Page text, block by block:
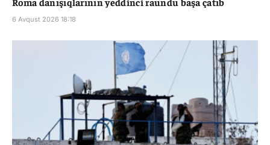
6 Avqust 2026 18:18